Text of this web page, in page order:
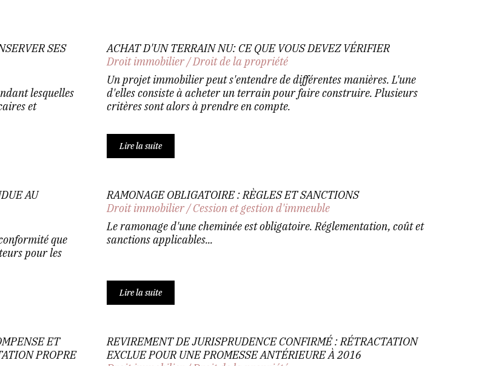
SES
lesquelles
et
ACHAT D'UN TERRAIN NU: CE QUE VOUS DEVEZ VÉRIFIER
Droit immobilier/Droit de la propriété
Un projet immobilier peut s'entendre de différentes manières. L'une
d'elles consiste à acheter un terrain pour faire construire. Plusieurs
critères sont alors à prendre en compte.
Lire la suite
AU
que
pour les
RAMONAGE OBLIGATOIRE : RÈGLES ET SANCTIONS
Droit immobilier/Cession et gestion d'immeuble
Le ramonage d'une cheminée est obligatoire. Réglementation, coût et
sanctions applicables...
Lire la suite
ET
PROPRE
REVIREMENT DE JURISPRUDENCE CONFIRMÉ : RÉTRACTATION
EXCLUE POUR UNE PROMESSE ANTÉRIEURE À 2016